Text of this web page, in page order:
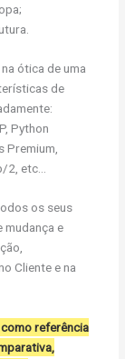
ótica de uma
de
Python
Premium,
2, etc…
os seus
mudança e
Cliente e na
referência